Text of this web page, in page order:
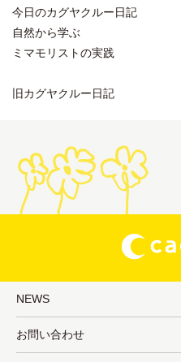
今日のカグヤクルー日記
自然から学ぶ
ミマモリストの実践
旧カグヤクルー日記
NEWS
お問い合わせ